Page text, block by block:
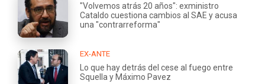
"Volvemos atrás 20 años": exministro
Cataldo cuestiona cambios al SAE y acusa
una "contrarreforma"
EX-ANTE
Lo que hay detrás del cese al fuego entre
Squella y Máximo Pavez